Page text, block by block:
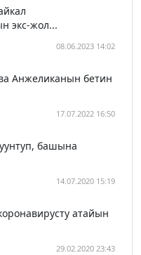
экс-жол...
08.06.2023 14:02
Анжеликанын бетин
17.07.2022 16:50
башына
14.07.2020 15:19
атайын
29.02.2020 23:43